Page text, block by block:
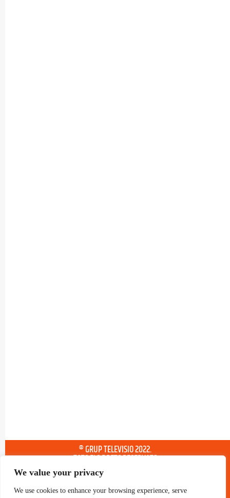
We value your privacy
We use cookies to enhance your browsing experience, serve
® GRUP TELEVISIO 2022.
TOTS ELS DRETS RESERVATS